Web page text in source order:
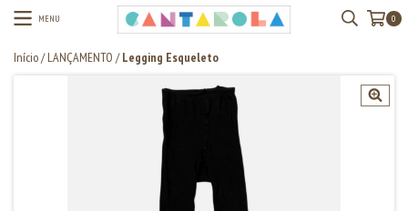
MENU 0
Início/ LANÇAMENTO / Legging Esqueleto